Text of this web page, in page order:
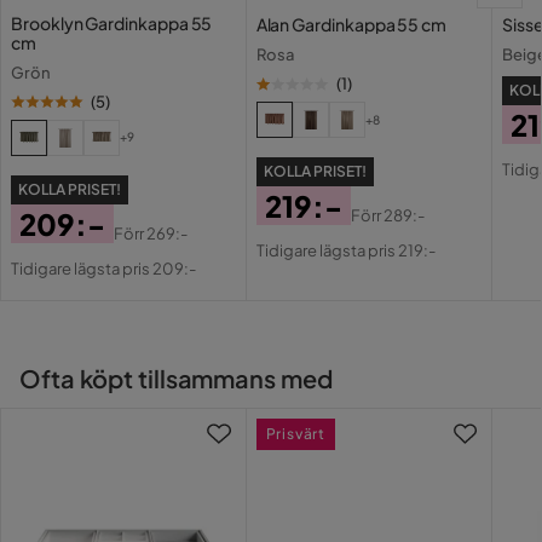
Brooklyn Gardinkappa 55
cm
Grön
(5)
+9
KOLLA PRISET!
Pris
209:-
Original
Förr269:-
Tidigare lägsta pris 209:-
Alan Gardinkappa 55 cm
Rosa
(1)
+8
KOLLA PRISET!
Pris
219:-
Original
Förr289:-
Tidigare lägsta pris 219:-
Ofta köpt tillsammans med
Prisvärt